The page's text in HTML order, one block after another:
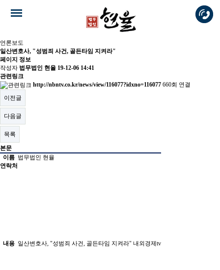
언론보도
일산변호사, "성범죄 사건, 골든타임 지켜라"
페이지 정보
작성자 법무법인 현율 19-12-06 14:41
관련링크
http://nbntv.co.kr/news/view/116077?idxno=116077 660회 연결
이전글
다음글
목록
본문
이름 법무법인 현율
연락처
내용 일산변호사, "성범죄 사건, 골든타임 지켜라" 내외경제tv